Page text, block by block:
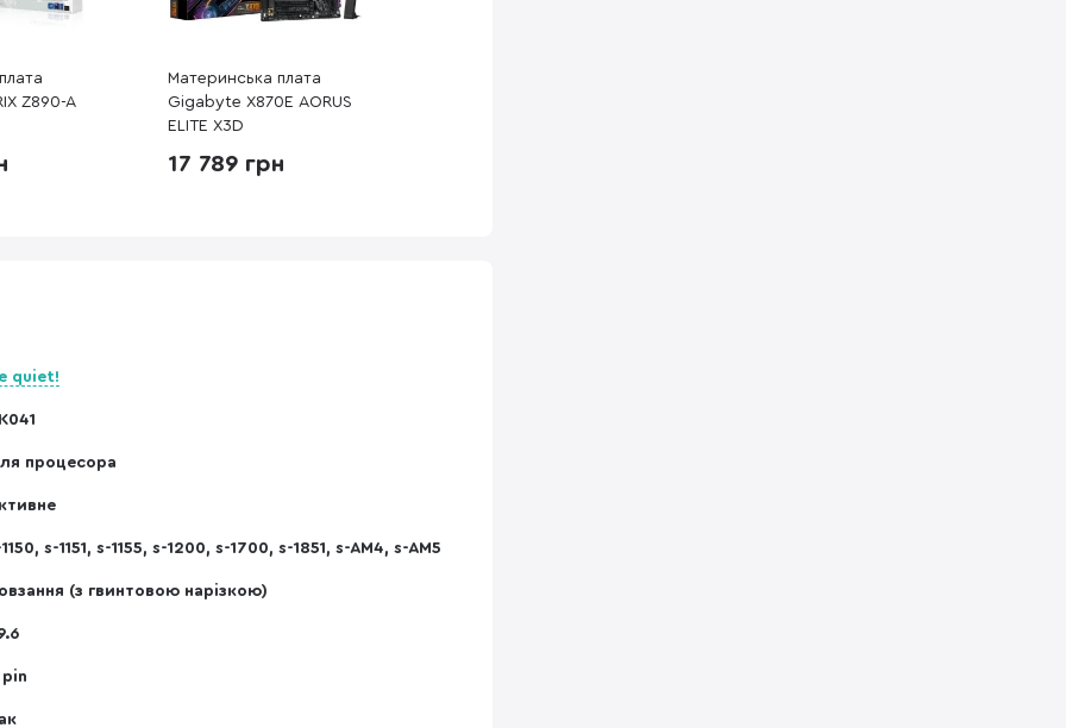
Z890-A
Материнська плата
Gigabyte X870E AORUS
ELITE X3D
17 789 грн
quiet!
процесора
s-1151, s-1155, s-1200, s-1700, s-1851, s-AM4, s-AM5
(з гвинтовою нарізкою)